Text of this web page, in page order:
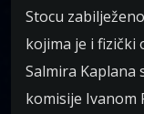
Stocu
kojima je i fizički
Salmira Kaplana
komisije Ivanom